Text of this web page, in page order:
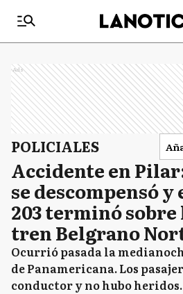
Ads
POLICIALES
Accidente en
se descompensó
203 terminó sobre
tren Belgrano
Ocurrió pasada la
de Panamericana. Los
conductor y no hubo heridos.